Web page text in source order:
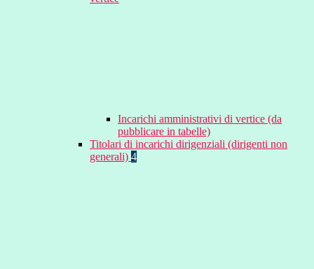
Incarichi amministrativi di vertice (da
pubblicare in tabelle)
Titolari di incarichi dirigenziali (dirigenti non
generali) 4